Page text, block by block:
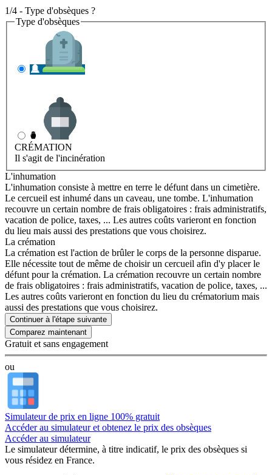
1/4 - Type d'obsèques ?
Type d'obsèques
CRÉMATION
Il s'agit de l'incinération
L'inhumation
L'inhumation consiste à mettre en terre le défunt dans un cimetière.
Le cercueil est inhumé dans un caveau, une tombe. L'inhumation
recouvre un certain nombre de frais obligatoires : frais administratifs,
vacation de police, taxes, ... Les autres coûts varieront en fonction
du lieu mais aussi des prestations que vous choisirez.
La crémation
La crémation est l'action de brûler le corps de la personne disparue.
Elle nécessite tout de même de choisir un cercueil afin d'y placer le
défunt pour la crémation. La crémation recouvre un certain nombre
de frais obligatoires : frais administratifs, vacation de police, taxes, ...
Les autres coûts varieront en fonction du lieu du crématorium mais
aussi des prestations que vous choisirez.
Continuer à l'étape suivante
Gratuit et sans engagement
ou
Simulateur de prix en ligne 100% gratuit
Accéder au simulateur et obtenez le prix des obsèques
Accéder au simulateur
Le simulateurdétermine, à titre indicatif, le prix des obsèques si
vous résidez en France.